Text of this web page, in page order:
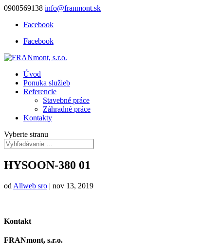
0908569138 info@franmont.sk
Facebook
Facebook
Úvod
Ponuka služieb
Referencie
Stavebné práce
Záhradné práce
Kontakty
Vyberte stranu
HYSOON-380 01
od Allweb sro | nov 13, 2019
Kontakt
FRANmont, s.r.o.